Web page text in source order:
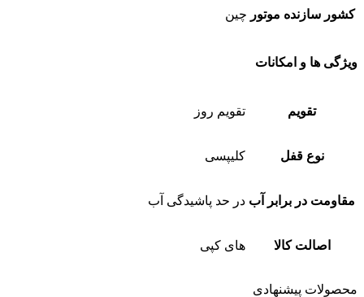
کشور سازنده موتور چین
ویژگی ها و امکانات
تقویم تقویم روز
نوع قفل کلیپسی
مقاومت در برابر آب در حد پاشیدگی آب
اصالت کالا های کپی
محصولات پیشنهادی